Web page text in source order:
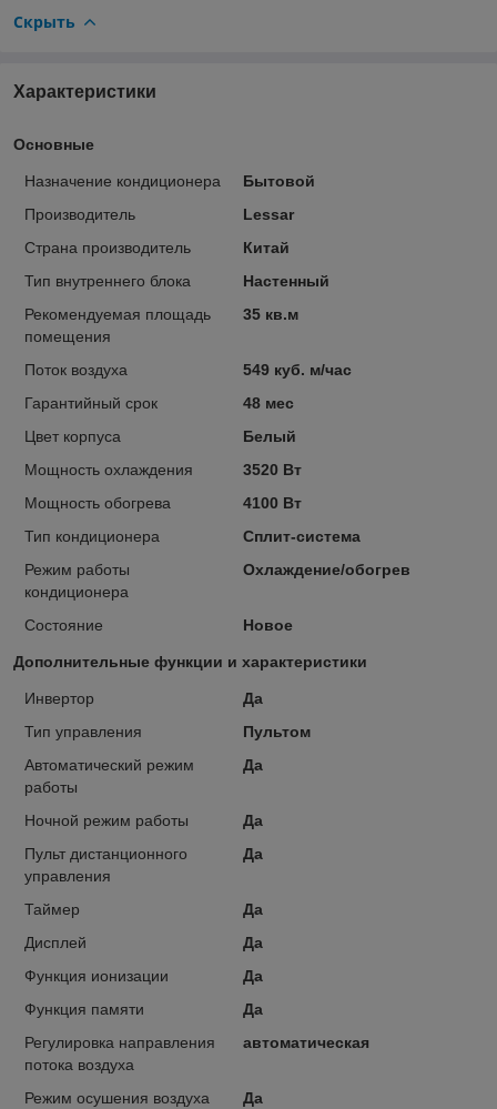
Скрыть
Характеристики
Основные
Назначение кондиционера
Бытовой
Производитель
Lessar
Страна производитель
Китай
Тип внутреннего блока
Настенный
Рекомендуемая площадь
помещения
35 кв.м
Поток воздуха
549 куб. м/час
Гарантийный срок
48 мес
Цвет корпуса
Белый
Мощность охлаждения
3520 Вт
Мощность обогрева
4100 Вт
Тип кондиционера
Сплит-система
Режим работы
кондиционера
Охлаждение/обогрев
Состояние Новое
Дополнительные функции и характеристики
Инвертор
Да
Тип управления
Пультом
Автоматический режим
работы
Да
Ночной режим работы
Да
Пульт дистанционного
управления
Да
Таймер
Да
Дисплей
Да
Функция ионизации
Да
Функция памяти
Да
Регулировка направления
потока воздуха
автоматическая
Режим осушения воздуха Да